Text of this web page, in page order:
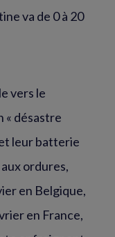
va de 0 à 20
vers le
« désastre
leur batterie
ordures,
en Belgique,
en France,